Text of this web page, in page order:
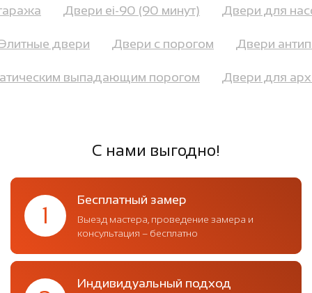
Двери ei-90 (90 минут) Двери для
двери Двери с порогом Двери
выпадающим порогом Двери для
С нами выгодно!
1
Бесплатный замер
Выезд мастера, проведение замера и
консультация – бесплатно
Индивидуальный подход